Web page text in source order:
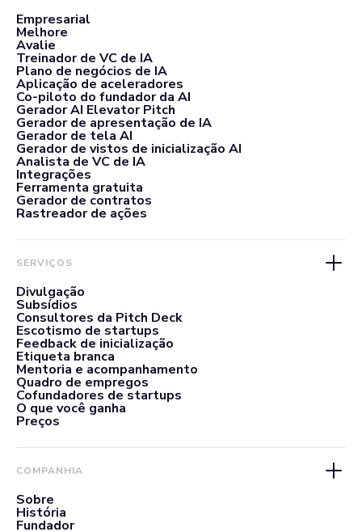
Empresarial
Melhore
Avalie
Treinador de VC de IA
Plano de negócios de IA
Aplicação de aceleradores
Co-piloto do fundador da AI
Gerador AI Elevator Pitch
Gerador de apresentação de IA
Gerador de tela AI
Gerador de vistos de inicialização AI
Analista de VC de IA
Integrações
Ferramenta gratuita
Gerador de contratos
Rastreador de ações
SERVIÇOS
Divulgação
Subsídios
Consultores da Pitch Deck
Escotismo de startups
Feedback de inicialização
Etiqueta branca
Mentoria e acompanhamento
Quadro de empregos
Cofundadores de startups
O que você ganha
Preços
COMPANHIA
Sobre
História
Fundador